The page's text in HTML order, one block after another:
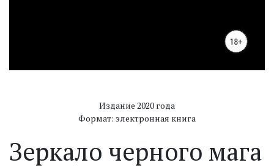
Издание 2020 года
Формат: электронная книга
Зеркало черного мага